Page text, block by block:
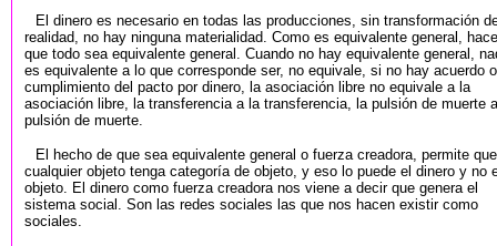
El dinero es necesario en todas las producciones, sin transformación
realidad, no hay ninguna materialidad. Como es equivalente general, hace
que todo sea equivalente general. Cuando no hay equivalente general,
es equivalente a lo que corresponde ser, no equivale, si no hay acuerdo o
cumplimiento del pacto por dinero, la asociación libre no equivale a la
asociación libre, la transferencia a la transferencia, la pulsión de muerte
pulsión de muerte.
El hecho de que sea equivalente general o fuerza creadora, permite que
cualquier objeto tenga categoría de objeto, y eso lo puede el dinero y no
objeto. El dinero como fuerza creadora nos viene a decir que genera el
sistema social. Son las redes sociales las que nos hacen existir como
sociales.